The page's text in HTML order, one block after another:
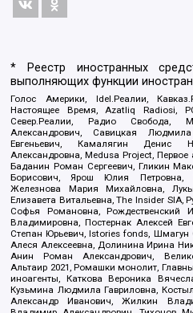
* Реестр иностранных
выполняющих функции
Голос Америки, Idel.Реалии,
Настоящее Время, Azatliq Radiosi,
Север.Реалии, Радио Свобода,
Александрович, Савицкая
Евгеньевич, Камалягин Денис
Александровна, Medusa Project,
Баданин Роман Сергеевич, Гликин
Борисович, Ярош Юлия Петровна,
Железнова Мария Михайловна,
Елизавета Витальевна, The Insider SIA,
Софья Романовна, Рождественский
Владимировна, Постернак Алексей
Степан Юрьевич, Istories fonds,
Алеся Алексеевна, Долинина Ирина
Анин Роман Александрович,
Альтаир 2021, Ромашки монолит,
иноагенты, Каткова Вероника
Кузьмина Людмила Гавриловна,
Александр Иванович, Жилкин